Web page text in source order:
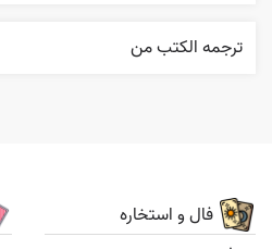
ترجمه الکتب من
فال و استخاره